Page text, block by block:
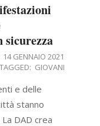
14 GENNAIO 2021
TAGGED: GIOVANI
e delle
stanno
DAD crea